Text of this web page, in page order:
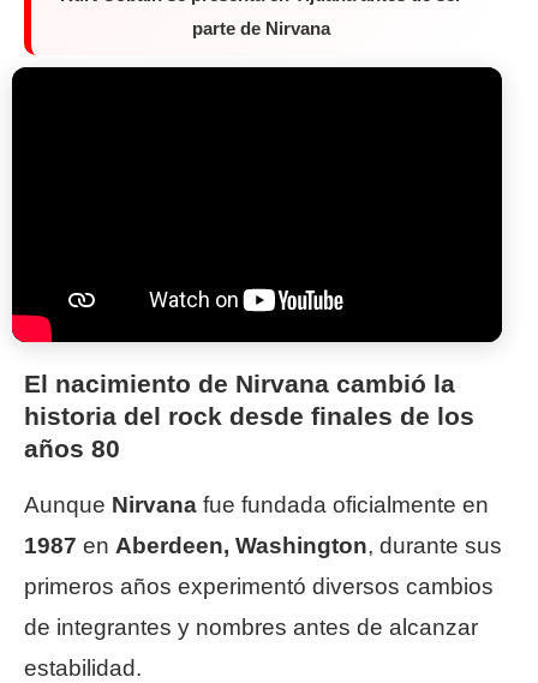
parte de Nirvana
El nacimiento de Nirvana cambió la
historia del rock desde finales de los
años 80
Aunque Nirvana fue fundada oficialmente en
1987 en Aberdeen, Washington, durante sus
primeros años experimentó diversos cambios
de integrantes y nombres antes de alcanzar
estabilidad.